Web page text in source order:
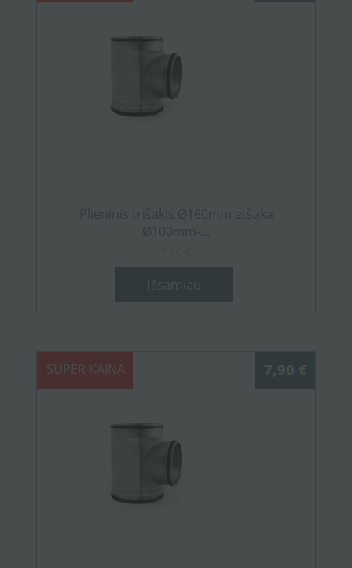
Plieninis trišakis Ø160mm atšaka
Ø100mm-...
Išsamiau
SUPER KAINA 7,90 €